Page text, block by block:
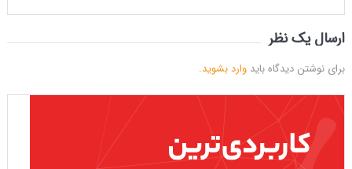
ارسال یک نظر
برای نوشتن دیدگاه باید وارد بشوید.